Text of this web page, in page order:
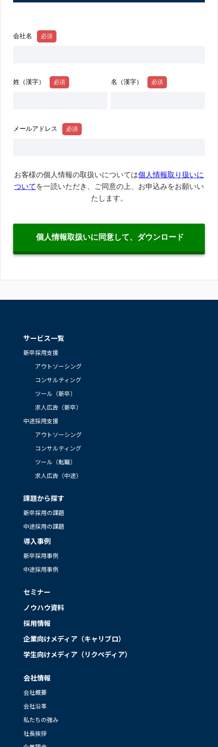
サービス一覧
新卒採用支援
アウトソーシング
コンサルティング
ツール（新卒）
求人広告（新卒）
中途採用支援
アウトソーシング
コンサルティング
ツール（転職）
求人広告（中途）
課題から探す
新卒採用の課題
中途採用の課題
導入事例
新卒採用事例
中途採用事例
セミナー
ノウハウ資料
採用情報
企業向けメディア（キャリブロ）
学生向けメディア（リクペディア）
会社情報
会社概要
会社沿革
私たちの強み
社長挨拶